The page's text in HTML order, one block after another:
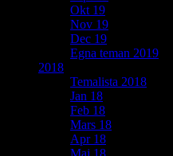
Okt 19
Nov 19
Dec 19
Egna teman 2019
2018
Temalista 2018
Jan 18
Feb 18
Mars 18
Apr 18
Maj 18